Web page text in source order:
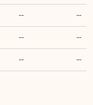
--
--
--
--
--
--